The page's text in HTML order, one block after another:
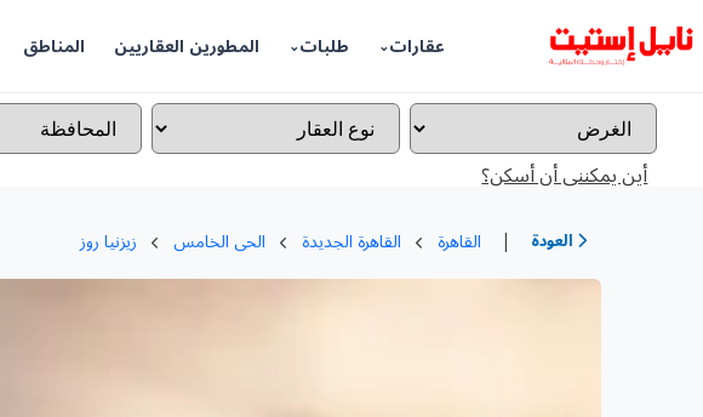
عقارات طلبات المطورين العقاريين المناطق
أين يمكننى أن أسكن؟
العودة | القاهرة القاهرة الجديدة الحى الخامس زيزنيا روز